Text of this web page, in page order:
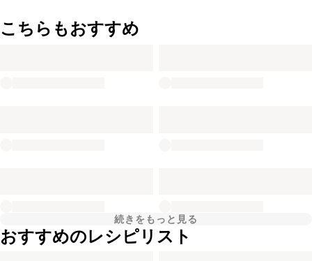
こちらもおすすめ
続きをもっと見る
おすすめのレシピリスト